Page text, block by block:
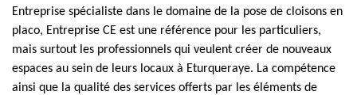
Entreprise spécialiste dans le domaine de la pose de cloisons en
placo, Entreprise CE est une référence pour les particuliers,
mais surtout les professionnels qui veulent créer de nouveaux
espaces au sein de leurs locaux à Eturqueraye. La compétence
ainsi que la qualité des services offerts par les éléments de